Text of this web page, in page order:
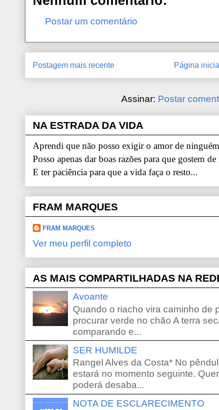
Postar um comentário
Postagem mais recente Página
Assinar: Postar
NA ESTRADA DA VIDA
Aprendi que não posso exigir o amor de
Posso apenas dar boas razões para que gostem
E ter paciência para que a vida faça o resto...
FRAM MARQUES
FRAM MARQUES
Ver meu perfil completo
AS MAIS COMPARTILHADAS NA
Avoante
Quando o riacho vira caminho de
procurar verde no chão A terra
comparando e...
SER HUMILDE
Rangel Alves da Costa* No
estará no momento seguinte.
poderá desaba...
NOTA DE ESCLARECIMENTO